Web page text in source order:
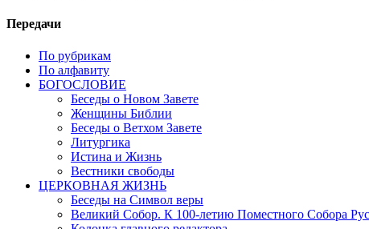
Передачи
По рубрикам
По алфавиту
БОГОСЛОВИЕ
Беседы о Новом Завете
Женщины Библии
Беседы о Ветхом Завете
Литургика
Истина и Жизнь
Вестники свободы
ЦЕРКОВНАЯ ЖИЗНЬ
Беседы на Символ веры
Великий Собор. К 100-летию Поместного Собора